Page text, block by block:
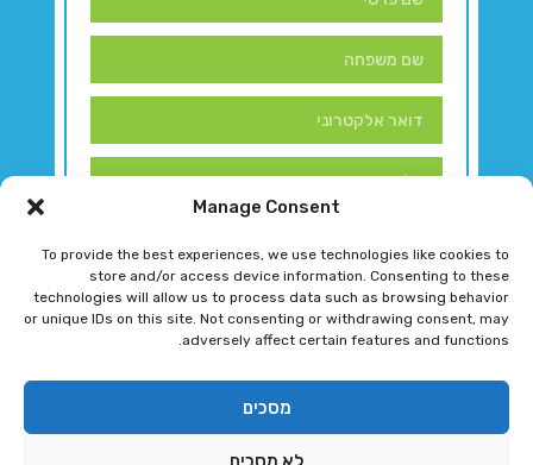
Manage Consent
To provide the best experiences, we use technologies like cookies to
store and/or access device information. Consenting to these
technologies will allow us to process data such as browsing behavior
or unique IDs on this site. Not consenting or withdrawing consent, may
adversely affect certain features and functions.
מסכים